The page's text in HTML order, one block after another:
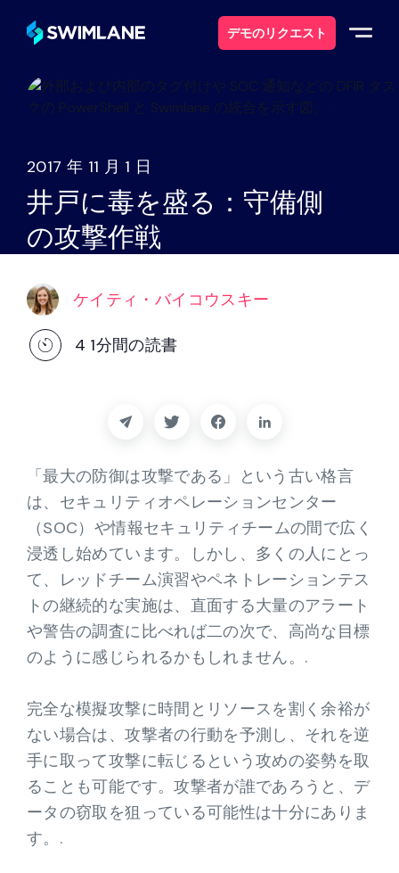
デモのリクエスト
なぜスイムレーンなのか
ソリューション
製品紹介
サービス
リソース
について
ブログ
サポート
日本語
2017 年 11 月 1 日
井戸に毒を盛る：守備側
の攻撃作戦
ケイティ・バイコウスキー
4 1分間の読書
「最大の防御は攻撃である」という古い格言
は、セキュリティオペレーションセンター
（SOC）や情報セキュリティチームの間で広く
浸透し始めています。しかし、多くの人にとっ
て、レッドチーム演習やペネトレーションテス
トの継続的な実施は、直面する大量のアラート
や警告の調査に比べれば二の次で、高尚な目標
のように感じられるかもしれません。.
完全な模擬攻撃に時間とリソースを割く余裕が
ない場合は、攻撃者の行動を予測し、それを逆
手に取って攻撃に転じるという攻めの姿勢を取
ることも可能です。攻撃者が誰であろうと、デ
ータの窃取を狙っている可能性は十分にありま
す。.